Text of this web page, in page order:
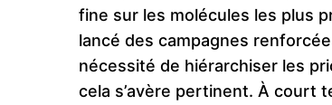
fine sur les molécules les plus
lancé des campagnes
nécessité de hiérarchiser les
cela s’avère pertinent. À court